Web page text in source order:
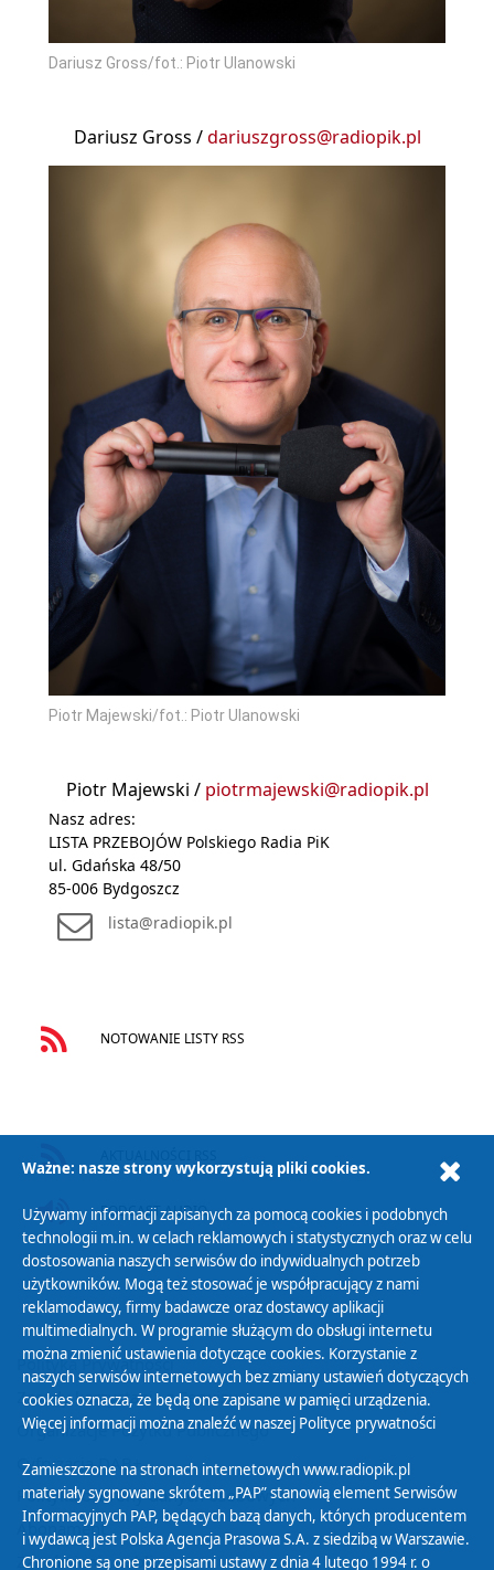
Dariusz Gross/fot.: Piotr Ulanowski
Dariusz Gross /dariuszgross@radiopik.pl
Piotr Majewski/fot.: Piotr Ulanowski
Piotr Majewski / piotrmajewski@radiopik.pl
Nasz adres:
LISTA PRZEBOJÓW Polskiego Radia PiK
ul. Gdańska 48/50
85-006 Bydgoszcz
lista@radiopik.pl
NOTOWANIE LISTY RSS
PODCAST AUDIO
Polityka Prywatności
Zasady korzystania z Serwisu
Organizacje Pożytku Publicznego
Cyfryzacja DAB+
Polityka ochrony danych osobowych
Abonament
Zamówienia publiczne
Ważne: nasze strony wykorzystują pliki cookies.
Używamy informacji zapisanych za pomocą cookies i podobnych
technologii m.in. w celach reklamowych i statystycznych oraz w celu
dostosowania naszych serwisów do indywidualnych potrzeb
użytkowników. Mogą też stosować je współpracujący z nami
reklamodawcy, firmy badawcze oraz dostawcy aplikacji
multimedialnych. W programie służącym do obsługi internetu
można zmienić ustawienia dotyczące cookies. Korzystanie z
naszych serwisów internetowych bez zmiany ustawień dotyczących
cookies oznacza, że będą one zapisane w pamięci urządzenia.
Więcej informacji można znaleźć w naszej Polityce prywatności
Zamieszczone na stronach internetowych www.radiopik.pl
materiały sygnowane skrótem „PAP” stanowią element Serwisów
Informacyjnych PAP, będących bazą danych, których producentem
i wydawcą jest Polska Agencja Prasowa S.A. z siedzibą w Warszawie.
Chronione są one przepisami ustawy z dnia 4 lutego 1994 r. o